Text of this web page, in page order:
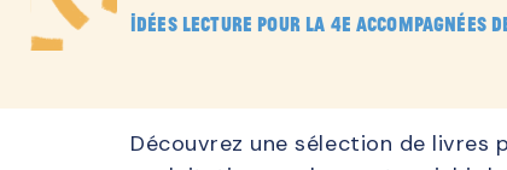
Idées lecture pour la 4e accompagnées
Découvrez une sélection de livres